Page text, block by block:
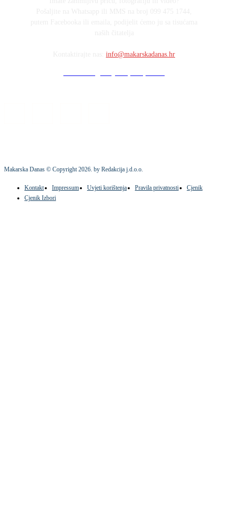
info@makarskadanas.hr
Makarska Danas © Copyright2026. by Redakcija j.d.o.o.
Kontakt Impressum Uvjeti korištenja Pravila privatnosti
Cjenik
Cjenik Izbori